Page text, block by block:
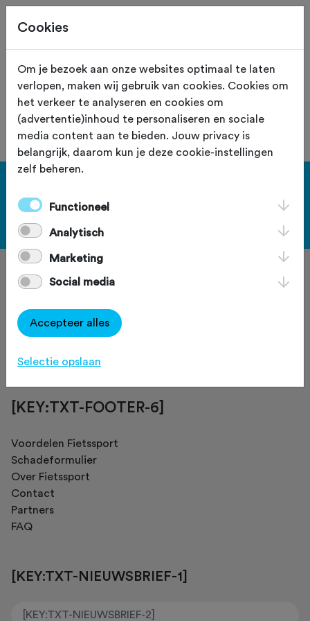
Site staat in teststand
XS
De vereniging met nummer "110048" is
niet gevonden.
[KEY:TXT-FOOTER-3]
[KEY:TXT-FOOTER-4]
[KEY:TXT-FOOTER-6]
Voordelen Fietssport
Schadeformulier
Over Fietssport
Contact
Partners
FAQ
[KEY:TXT-NIEUWSBRIEF-1]
Cookies
Om je bezoek aan onze websites optimaal te laten
verlopen, maken wij gebruik van cookies. Cookies om
het verkeer te analyseren en cookies om
(advertentie)inhoud te personaliseren en sociale
media content aan te bieden. Jouw privacy is
belangrijk, daarom kun je deze cookie-instellingen
zelf beheren.
Functioneel
Analytisch
Marketing
Social media
Accepteer alles
Selectie opslaan